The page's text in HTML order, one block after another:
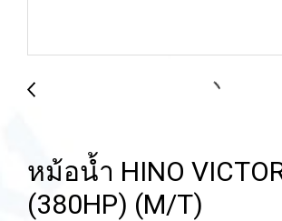
หม้อน้ำ HINO
(380HP) (M/T)